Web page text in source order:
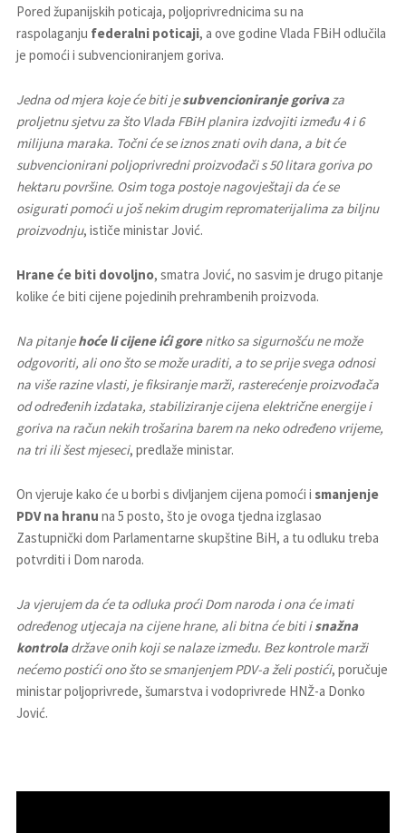
Pored županijskih poticaja, poljoprivrednicima su na
raspolaganju federalni poticaji, a ove godine Vlada FBiH odlučila
je pomoći i subvencioniranjem goriva.
Jedna od mjera koje će biti jesubvencioniranje gorivaza
proljetnu sjetvu za što Vlada FBiH planira izdvojiti između 4 i 6
milijuna maraka. Točni će se iznos znati ovih dana, a bit će
subvencionirani poljoprivredni proizvođači s 50 litara goriva po
hektaru površine. Osim toga postoje nagovještaji da će se
osigurati pomoći u još nekim drugim repromaterijalima za biljnu
proizvodnju, ističe ministar Jović.
Hrane će biti dovoljno, smatra Jović, no sasvim je drugo pitanje
kolike će biti cijene pojedinih prehrambenih proizvoda.
Na pitanjehoće li cijene ići gorenitko sa sigurnošću ne može
odgovoriti, ali ono što se može uraditi, a to se prije svega odnosi
na više razine vlasti, je fiksiranje marži, rasterećenje proizvođača
od određenih izdataka, stabiliziranje cijena električne energije i
goriva na račun nekih trošarina barem na neko određeno vrijeme,
na tri ili šest mjeseci, predlaže ministar.
On vjeruje kako će u borbi s divljanjem cijena pomoći i smanjenje
PDV na hranu na 5 posto, što je ovoga tjedna izglasao
Zastupnički dom Parlamentarne skupštine BiH, a tu odluku treba
potvrditi i Dom naroda.
Ja vjerujem da će ta odluka proći Dom naroda i ona će imati
određenog utjecaja na cijene hrane, ali bitna će biti isnažna
kontroladržave onih koji se nalaze između. Bez kontrole marži
nećemo postići ono što se smanjenjem PDV-a želi postići, poručuje
ministar poljoprivrede, šumarstva i vodoprivrede HNŽ-a Donko
Jović.